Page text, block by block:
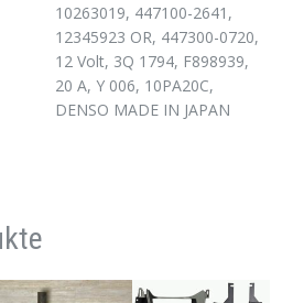
10263019, 447100-2641,
12345923 OR, 447300-0720,
12 Volt, 3Q 1794, F898939,
20 A, Y 006, 10PA20C,
DENSO MADE IN JAPAN